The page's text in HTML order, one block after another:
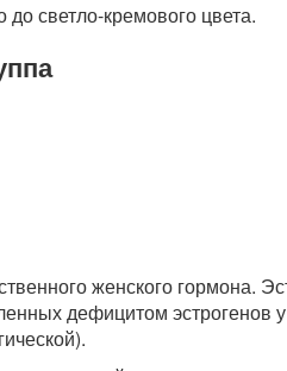
светло-кремового цвета.
женского гормона.
дефицитом эстрогенов